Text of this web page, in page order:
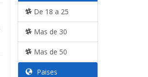
De 18 a 25
Mas de 30
Mas de 50
Paises